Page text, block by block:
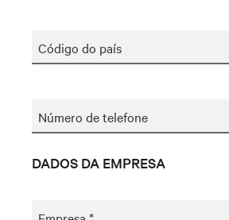
Código do país
Número de telefone
DADOS DA EMPRESA